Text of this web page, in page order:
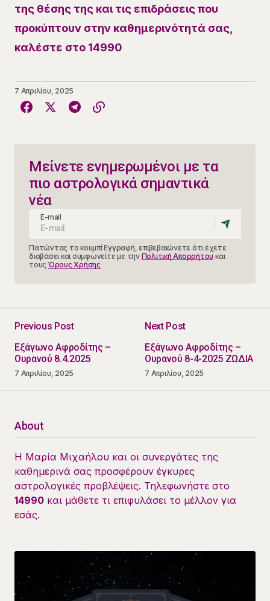
της θέσης της και τις επιδράσεις που
προκύπτουν στην καθημερινότητά σας,
καλέστε στο 14990
7 Απριλίου, 2025
Μείνετε ενημερωμένοι με τα
πιο αστρολογικά σημαντικά
νέα
E-mail
Πατώντας το κουμπί Εγγραφή, επιβεβαιώνετε ότι έχετε
διαβάσει και συμφωνείτε με την Πολιτική Απορρήτου και
τους Όρους Χρήσης
Previous Post
Εξάγωνο Αφροδίτης –
Ουρανού 8.4.2025
7 Απριλίου, 2025
Next Post
Εξάγωνο Αφροδίτης –
Ουρανού 8-4-2025 ΖΩΔΙΑ
7 Απριλίου, 2025
About
Η Μαρία Μιχαήλου και οι συνεργάτες της
καθημερινά σας προσφέρουν έγκυρες
αστρολογικές προβλέψεις. Τηλεφωνήστε στο
14990 και μάθετε τι επιφυλάσει το μέλλον για
εσάς.